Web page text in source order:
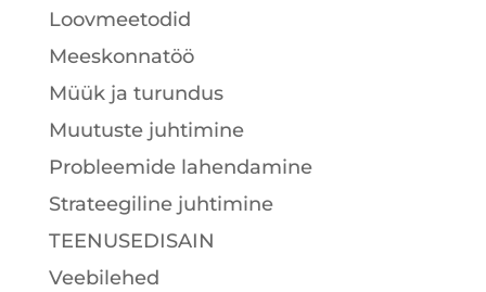
Loovmeetodid
Meeskonnatöö
Müük ja turundus
Muutuste juhtimine
Probleemide lahendamine
Strateegiline juhtimine
TEENUSEDISAIN
Veebilehed